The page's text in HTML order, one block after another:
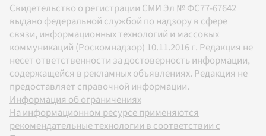
Свидетельство о регистрации СМИ Эл № ФС77-67642
выдано федеральной службой по надзору в сфере
связи, информационных технологий и массовых
коммуникаций (Роскомнадзор) 10.11.2016 г. Редакция не
несет ответственности за достоверность информации,
содержащейся в рекламных объявлениях. Редакция не
предоставляет справочной информации.
Информация об ограничениях
На информационном ресурсе применяются
рекомендательные технологии в соответствии с